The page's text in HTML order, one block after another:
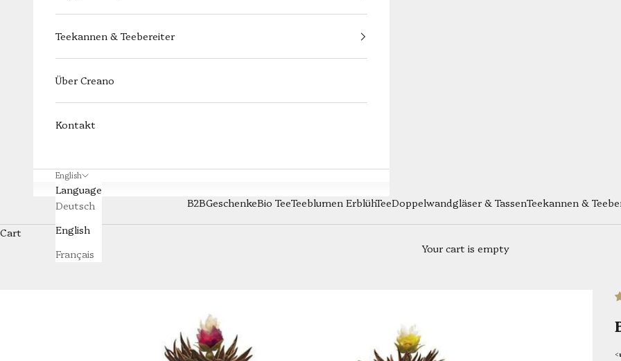
B2BGeschenkeBio TeeTeeblumen ErblühTeeDoppelwandgläser & TassenTeekannen &
Teekannen & Teebereiter
Über Creano
Kontakt
English
Language
Deutsch
English
Français
Cart
Your cart is empty